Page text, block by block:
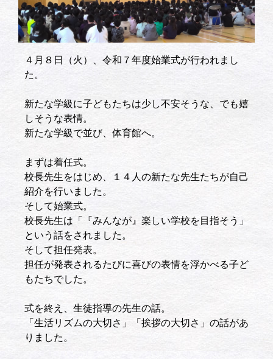
４月８日（火）、令和７年度始業式が行われまし
た。
新たな学級に子どもたちは少し不安そうな、でも嬉
しそうな表情。
新たな学級で並び、体育館へ。
まずは着任式。
校長先生をはじめ、１４人の新たな先生たちが自己
紹介を行いました。
そして始業式。
校長先生は「『みんなが』楽しい学校を目指そう」
という話をされました。
そして担任発表。
担任が発表されるたびに喜びの表情を浮かべる子ど
もたちでした。
式を終え、生徒指導の先生の話。
「生活リズムの大切さ」「挨拶の大切さ」の話があ
りました。